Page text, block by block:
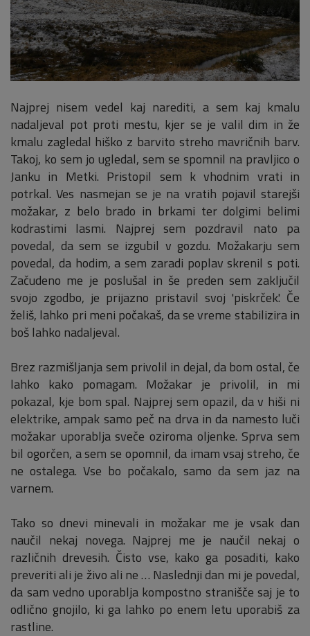
Najprej nisem vedel kaj narediti, a sem kaj kmalu
nadaljeval pot proti mestu, kjer se je valil dim in že
kmalu zagledal hiško z barvito streho mavričnih barv.
Takoj, ko sem jo ugledal, sem se spomnil na pravljico o
Janku in Metki. Pristopil sem k vhodnim vrati in
potrkal. Ves nasmejan se je na vratih pojavil starejši
možakar, z belo brado in brkami ter dolgimi belimi
kodrastimi lasmi. Najprej sem pozdravil nato pa
povedal, da sem se izgubil v gozdu. Možakarju sem
povedal, da hodim, a sem zaradi poplav skrenil s poti.
Začudeno me je poslušal in še preden sem zaključil
svojo zgodbo, je prijazno pristavil svoj 'piskrček'. Če
želiš, lahko pri meni počakaš, da se vreme stabilizira in
boš lahko nadaljeval.
Brez razmišljanja sem privolil in dejal, da bom ostal, če
lahko kako pomagam. Možakar je privolil, in mi
pokazal, kje bom spal. Najprej sem opazil, da v hiši ni
elektrike, ampak samo peč na drva in da namesto luči
možakar uporablja sveče oziroma oljenke. Sprva sem
bil ogorčen, a sem se opomnil, da imam vsaj streho, če
ne ostalega. Vse bo počakalo, samo da sem jaz na
varnem.
Tako so dnevi minevali in možakar me je vsak dan
naučil nekaj novega. Najprej me je naučil nekaj o
različnih drevesih. Čisto vse, kako ga posaditi, kako
preveriti ali je živo ali ne … Naslednji dan mi je povedal,
da sam vedno uporablja kompostno stranišče saj je to
odlično gnojilo, ki ga lahko po enem letu uporabiš za
rastline.